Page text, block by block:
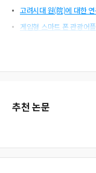
고려시대 원(院)에 대한
게임형 스마트 폰 관광어
관광지 방문객 보고통계
다크투어리즘 참가자의 환
추천 논문